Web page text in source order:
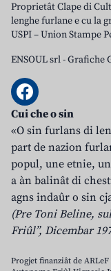
Proprietât Clape di
lenghe furlane e cu la
USPI – Union Stampe
ENSOUL srl-Grafiche
Cui che o sin
«O sin furlans di
part de nazion
popul, une etnie,
a àn balinât di
agns indaûr o sin
(Pre Toni Beline,
Friûl”, Dicembar
Progjet finanziât de